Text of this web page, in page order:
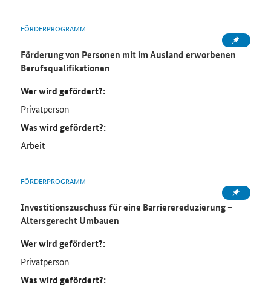
FÖRDERPROGRAMM
Förderung von Personen mit im Ausland erworbenen
Berufsqualifikationen
Wer wird gefördert?:
Privatperson
Was wird gefördert?:
Arbeit
FÖRDERPROGRAMM
Investitionszuschuss für eine Barrierereduzierung –
Altersgerecht Umbauen
Wer wird gefördert?:
Privatperson
Was wird gefördert?: